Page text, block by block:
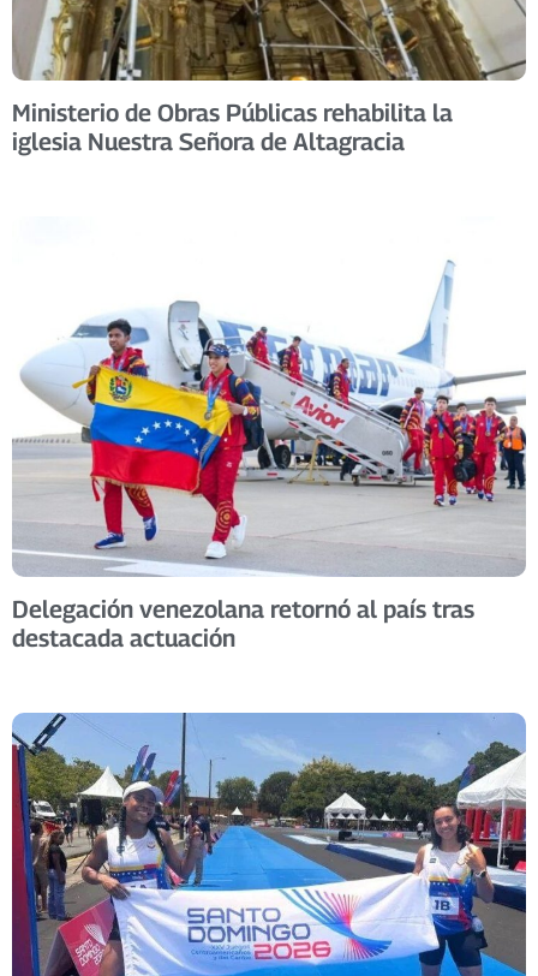
Ministerio de Obras Públicas rehabilita la
iglesia Nuestra Señora de Altagracia
Delegación venezolana retornó al país tras
destacada actuación